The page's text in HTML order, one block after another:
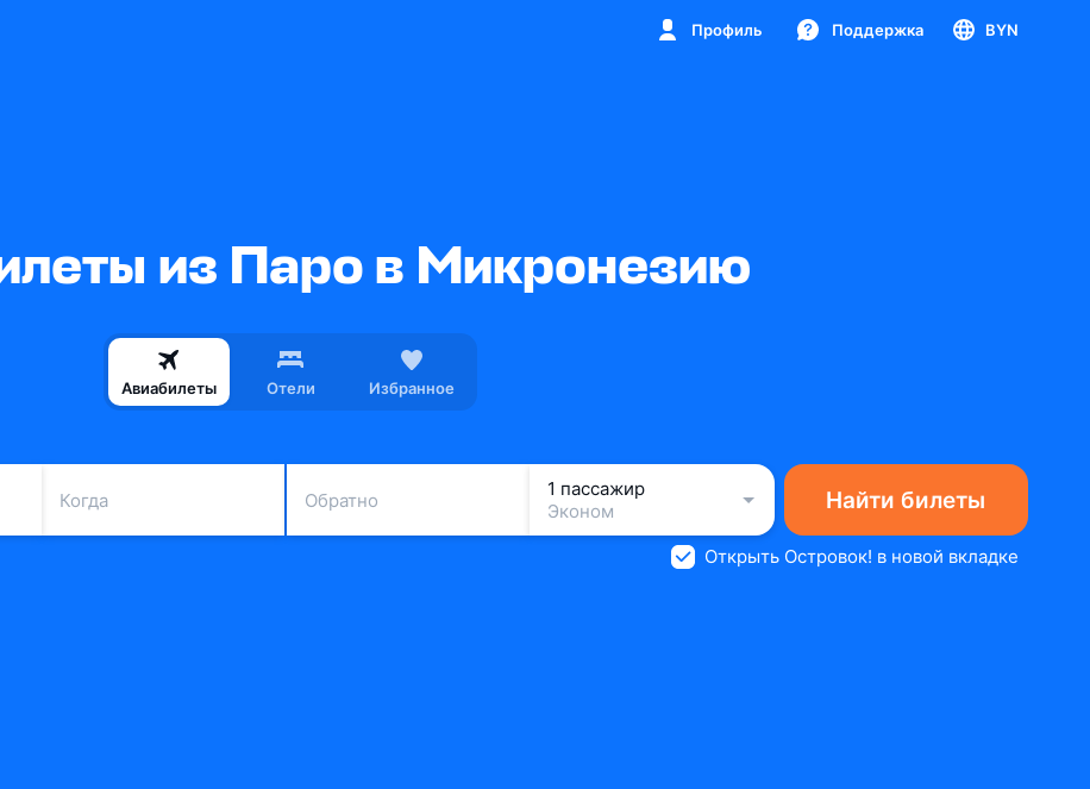
Профиль Поддержка BYN
из Паро в Микронезию
Авиабилеты Отели Избранное
Когда Обратно
1 пассажир
Эконом
Найти билеты
Открыть Островок! в новой вкладке